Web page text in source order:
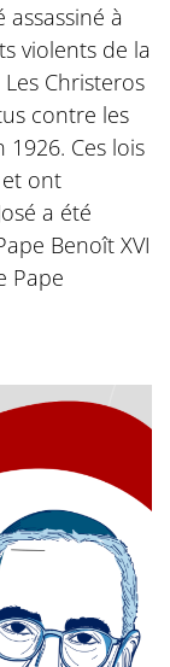
assassiné à
violents de la
Christeros
contre les
Ces lois
ont
a été
Benoît XVI
Pape